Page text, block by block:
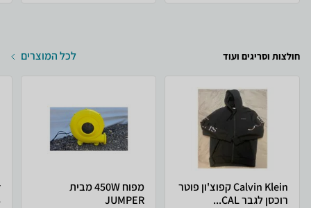
חולצות וסריגים ועוד לכל המוצרים
Calvin Klein קפוצ'ון פוטר
רוכסן לגבר CAL...
מפוח 450W מבית
JUMPER
3